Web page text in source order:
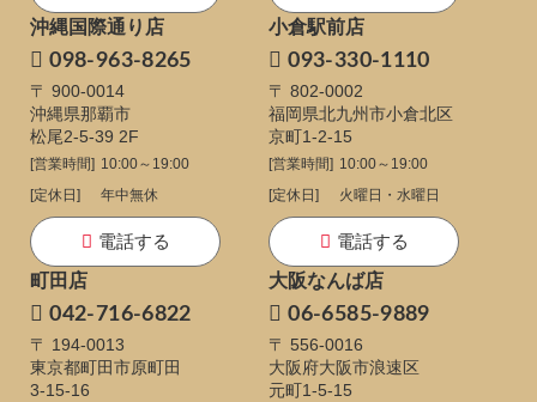
沖縄国際通り店
098-963-8265
〒 900-0014
沖縄県那覇市
松尾2-5-39 2F
[営業時間] 10:00～19:00
[定休日]
年中無休
電話する
小倉駅前店
093-330-1110
〒 802-0002
福岡県北九州市小倉北区
京町1-2-15
[営業時間] 10:00～19:00
[定休日]
火曜日・水曜日
電話する
町田店
042-716-6822
〒 194-0013
東京都町田市原町田
3-15-16
大阪なんば店
06-6585-9889
〒 556-0016
大阪府大阪市浪速区
元町1-5-15